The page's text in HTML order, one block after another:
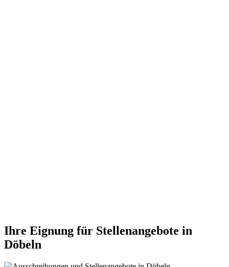
Ihre Eignung für Stellenangebote in
Döbeln